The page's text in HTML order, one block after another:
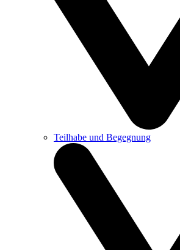
Teilhabe und Begegnung